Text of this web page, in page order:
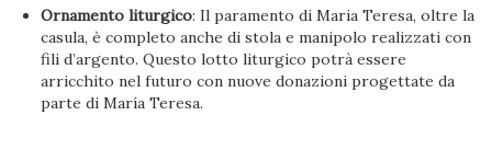
Ornamento liturgico: Il paramento di Maria Teresa, oltre la
casula, è completo anche di stola e manipolo realizzati con
fili d’argento. Questo lotto liturgico potrà essere
arricchito nel futuro con nuove donazioni progettate da
parte di María Teresa.